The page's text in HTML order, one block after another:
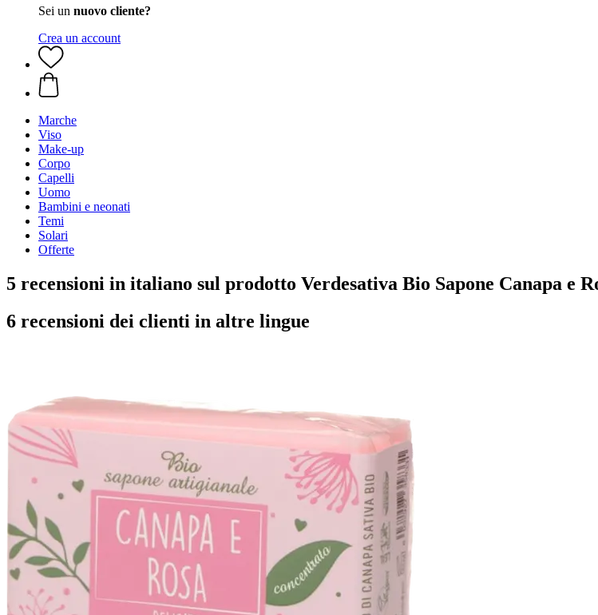
Sei un nuovo cliente?
Crea un account
Marche
Viso
Make-up
Corpo
Capelli
Uomo
Bambini e neonati
Temi
Solari
Offerte
5 recensioni in italiano sul prodotto Verdesativa Bio Sapone Canapa e
6 recensioni dei clienti in altre lingue